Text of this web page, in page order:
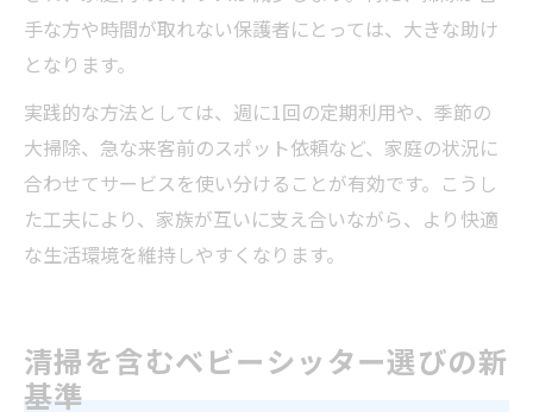
手な方や時間が取れない保護者にとっては、大きな助け
となります。
実践的な方法としては、週に1回の定期利用や、季節の
大掃除、急な来客前のスポット依頼など、家庭の状況に
合わせてサービスを使い分けることが有効です。こうし
た工夫により、家族が互いに支え合いながら、より快適
な生活環境を維持しやすくなります。
清掃を含むベビーシッター選びの新
基準